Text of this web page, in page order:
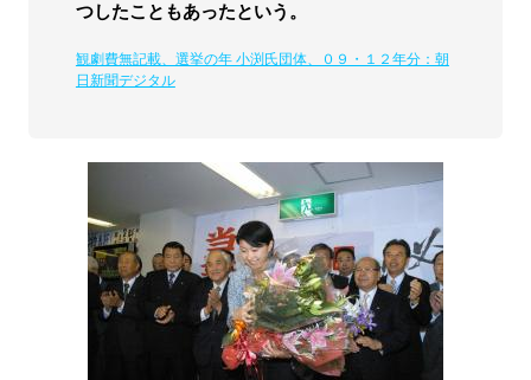
つしたこともあったという。
観劇費無記載、選挙の年 小渕氏団体、０９・１２年分：朝
日新聞デジタル